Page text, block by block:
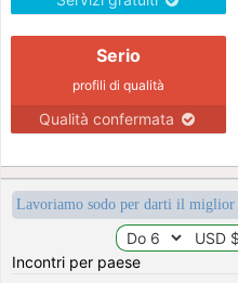
Serio
profili di qualità
Qualità confermata
Lavoriamo sodo per darti il
Incontri per paese